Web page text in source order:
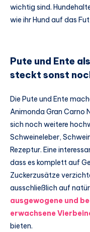
wichtig sind.
wie ihr Hund auf das
Pute und Ente
steckt sonst
Die Pute und Ente
Animonda Gran Carno
sich noch weitere
Schweineleber,
Rezeptur. Eine
dass es komplett auf
Zuckerzusätze
ausschließlich auf
ausgewogene und
erwachsene
bieten.